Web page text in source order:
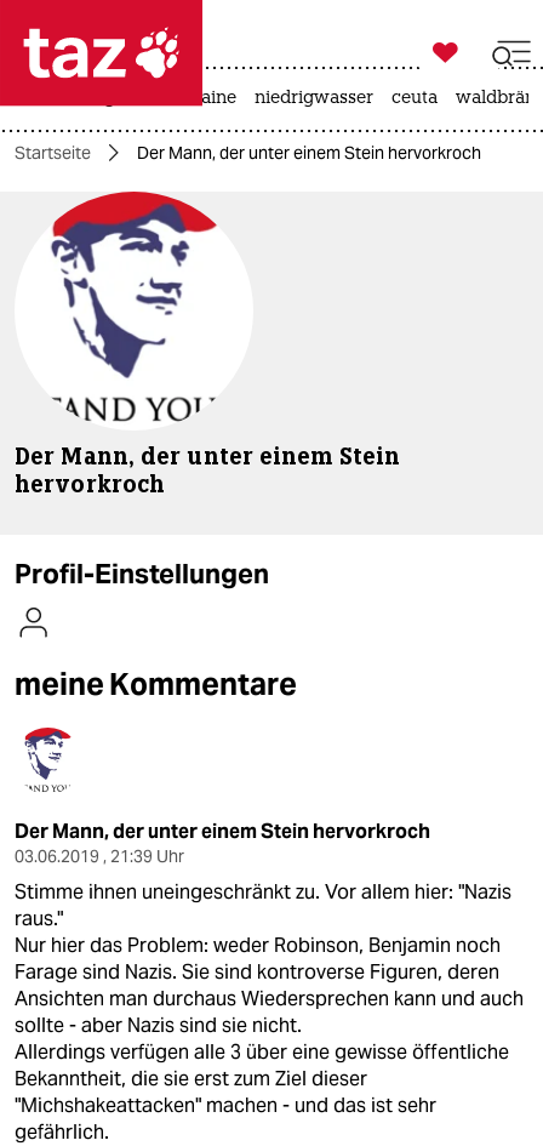
 taz zahl ich
taz zahl ich
themen
politik
gesellschaft
sport
nord
verlag
shop
fragen & hilfe
unterstützen
abo
genossenschaft
epaper login

taz zahl ich
krieg in der ukraine niedrigwasser ceuta
Startseite Der Mann, der unter einem Stein hervorkroch
Der Mann, der unter einem Stein
hervorkroch
Profil-Einstellungen
meine Kommentare
Der Mann, der unter einem Stein hervorkroch
03.06.2019 , 21:39 Uhr
Stimme ihnen uneingeschränkt zu. Vor allem hier: "Nazis
raus."
Nur hier das Problem: weder Robinson, Benjamin noch
Farage sind Nazis. Sie sind kontroverse Figuren, deren
Ansichten man durchaus Wiedersprechen kann und auch
sollte - aber Nazis sind sie nicht.
Allerdings verfügen alle 3 über eine gewisse öffentliche
Bekanntheit, die sie erst zum Ziel dieser
"Michshakeattacken" machen - und das ist sehr
gefährlich.